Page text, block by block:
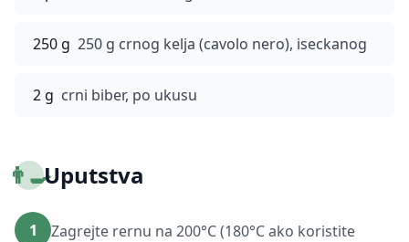
250 g 250 g crnog kelja (cavolo nero), iseckanog
2 g crni biber, po ukusu
👨‍🍳Uputstva
1
Zagrejte rernu na 200°C (180°C ako koristite